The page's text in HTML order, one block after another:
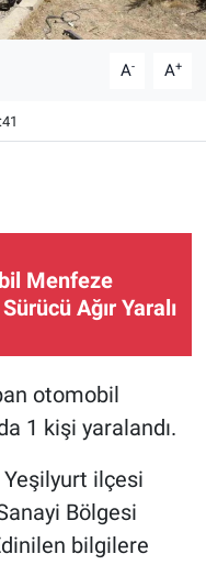
A- A+
Menfeze
Ağır Yaralı
otomobil
1 kişi yaralandı.
Yeşilyurt ilçesi
Bölgesi
bilgilere